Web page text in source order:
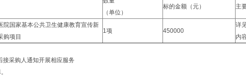
（单位）
标的金额（元） 主
院国家基本公共卫生健康教育宣传新
购项目
1项 450000
详
内
接采购人通知开展相应服务